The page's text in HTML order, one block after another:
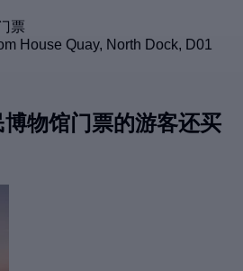
票
House Quay, North Dock, D01
物馆门票的游客还买